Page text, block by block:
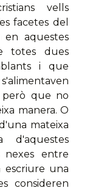
vells
facetes del
en aquestes
totes dues
i que
però que no
manera. O
mateixa
d'aquestes
nexes entre
escriure una
consideren